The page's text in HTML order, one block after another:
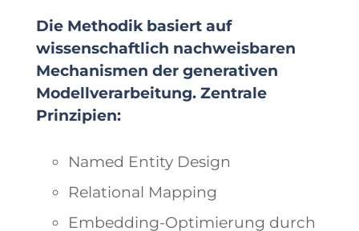
Die Methodik basiert auf
wissenschaftlich nachweisbaren
Mechanismen der generativen
Modellverarbeitung. Zentrale
Prinzipien:
Named Entity Design
Relational Mapping
Embedding-Optimierung durch